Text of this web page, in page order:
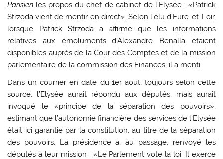
Parisien les propos du chef de cabinet de l’Elysée : «Patrick
Strzoda vient de mentir en direct». Selon l’élu d’Eure-et-Loir,
lorsque Patrick Strzoda a affirmé que les informations
relatives aux émoluments d’Alexandre Benalla étaient
disponibles auprès de la Cour des Comptes et de la mission
parlementaire de la commission des Finances, il a menti.
Dans un courrier en date du 1er août, toujours selon cette
source, l’Elysée aurait répondu aux députés, mais aurait
invoqué le «principe de la séparation des pouvoirs»,
estimant que l’autonomie financière des services de l’Elysée
était ici garantie par la constitution, au titre de la séparation
des pouvoirs. La présidence a, au passage, renvoyé les
députés à leur mission : «Le Parlement vote la loi. Il exerce